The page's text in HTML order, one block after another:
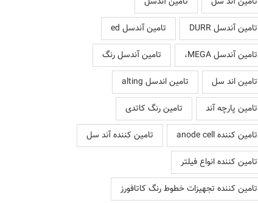
تامین آندسل DURR
تامین آندسل ed
تامین آندسل MEGA،
تامین آندسل رنگ
تامین اند سل
تامین اندسل alting
تامین پارچه آند
تامین رنگ کاتدی
تامین کننده anode cell
تامین کننده آند سل
تامین کننده انواع فیلتر
تامین کننده تجهیزات خطوط رنگ کاتافورز